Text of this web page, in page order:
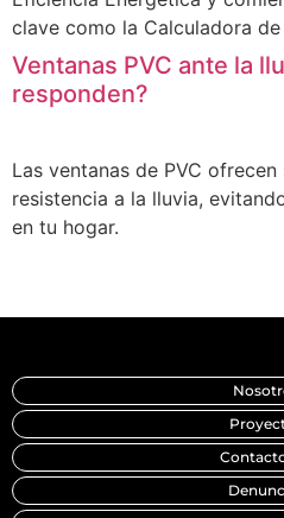
clave como la Calculadora de
Ventanas PVC ante la
responden?
Las ventanas de PVC
resistencia a la lluvia,
en tu hogar.